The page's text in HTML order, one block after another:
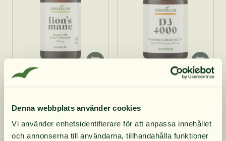
Denna webbplats använder cookies
Vi använder enhetsidentifierare för att anpassa innehållet
och annonserna till användarna, tillhandahålla funktioner
Närokällan Lions Mane 90
283 kr
Närokällan D3-vitamin
141 kr